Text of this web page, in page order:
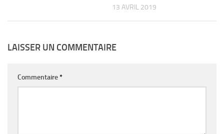
13 AVRIL 2019
LAISSER UN COMMENTAIRE
Commentaire*